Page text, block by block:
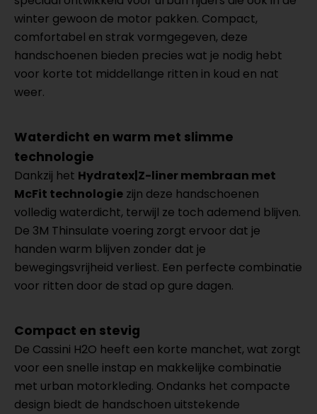
winter gewoon de motor pakken. Compact,
comfortabel en strak vormgegeven, deze
handschoenen bieden precies wat je nodig hebt
voor korte tot middellange ritten in koud en nat
weer.
Waterdicht en warm met slimme
technologie
Dankzij het Hydratex|Z-liner membraan met
McFit technologie zijn deze handschoenen
volledig waterdicht, terwijl ze toch ademend blijven.
De 3M Thinsulate voering zorgt ervoor dat je
handen warm blijven zonder dat je
bewegingsvrijheid verliest. Een perfecte combinatie
voor ritten door de stad op gure dagen.
Compact en stevig
De Cassini H2O heeft een korte manchet, wat zorgt
voor een snelle instap en makkelijke combinatie
met urban motorkleding. Ondanks het compacte
design biedt de handschoen uitstekende